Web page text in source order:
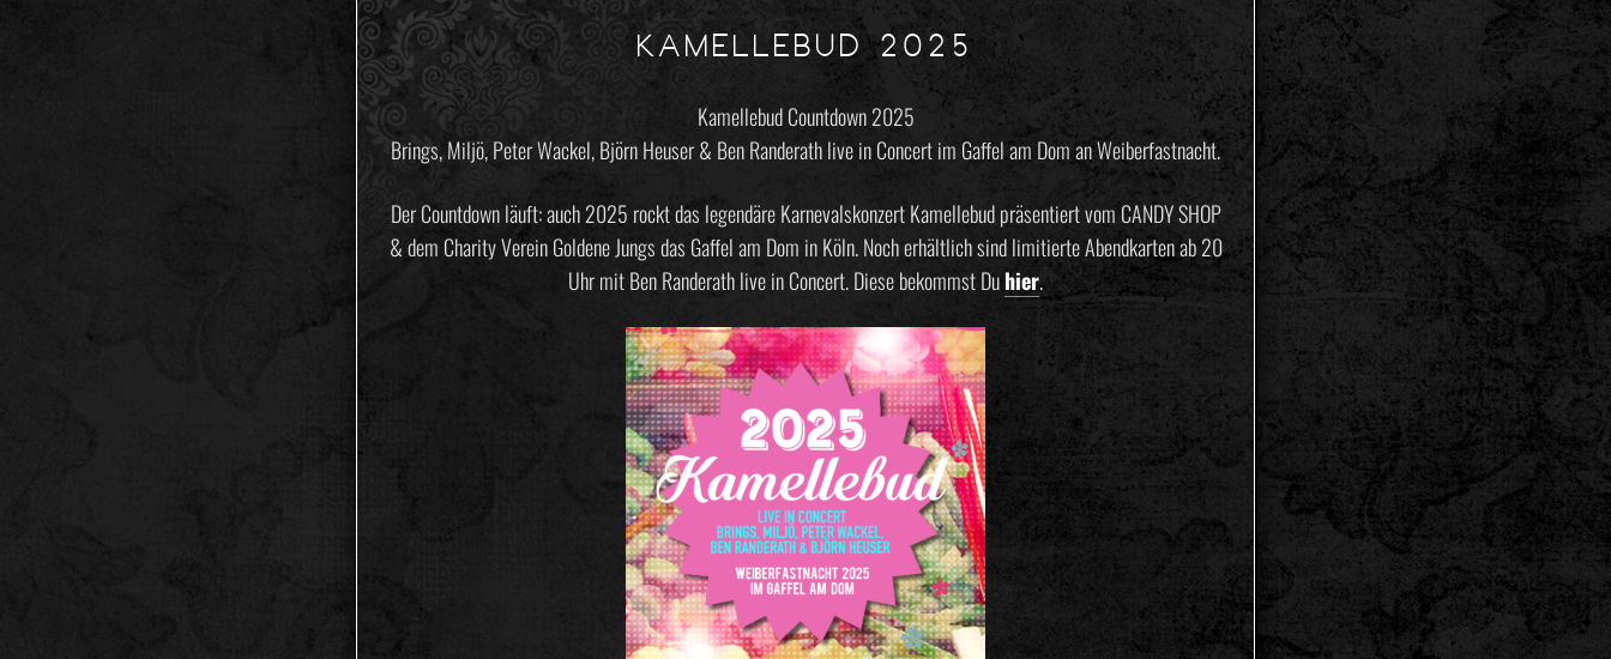
KAMELLEBUD 2025
Kamellebud Countdown 2025
Brings, Miljö, Peter Wackel, Björn Heuser & Ben Randerath live in Concert im Gaffel am Dom an Weiberfastnacht.
Der Countdown läuft: auch 2025 rockt das legendäre Karnevalskonzert Kamellebud präsentiert vom CANDY SHOP
& dem Charity Verein Goldene Jungs das Gaffel am Dom in Köln. Noch erhältlich sind limitierte Abendkarten ab 20
Uhr mit Ben Randerath live in Concert. Diese bekommst Duhier.